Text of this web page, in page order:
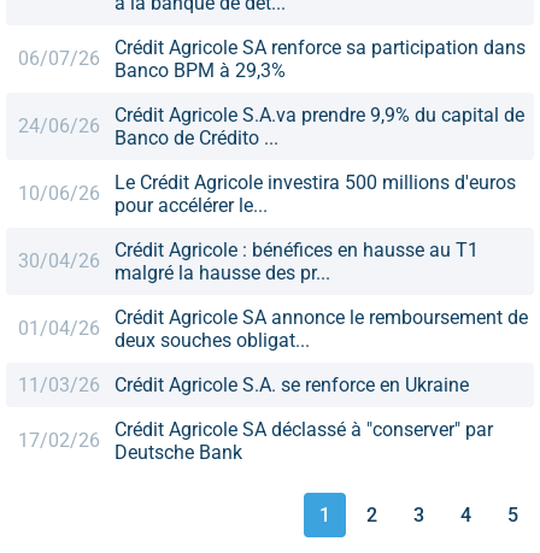
06/07/26
Crédit Agricole SA renforce sa participation dans
Banco BPM à 29,3%
24/06/26
Crédit Agricole S.A.va prendre 9,9% du capital de
Banco de Crédito ...
10/06/26
Le Crédit Agricole investira 500 millions d'euros
pour accélérer le...
30/04/26
Crédit Agricole : bénéfices en hausse au T1
malgré la hausse des pr...
01/04/26
Crédit Agricole SA annonce le remboursement de
deux souches obligat...
11/03/26
Crédit Agricole S.A. se renforce en Ukraine
17/02/26
Crédit Agricole SA déclassé à "conserver" par
Deutsche Bank
1 2 3 4 5